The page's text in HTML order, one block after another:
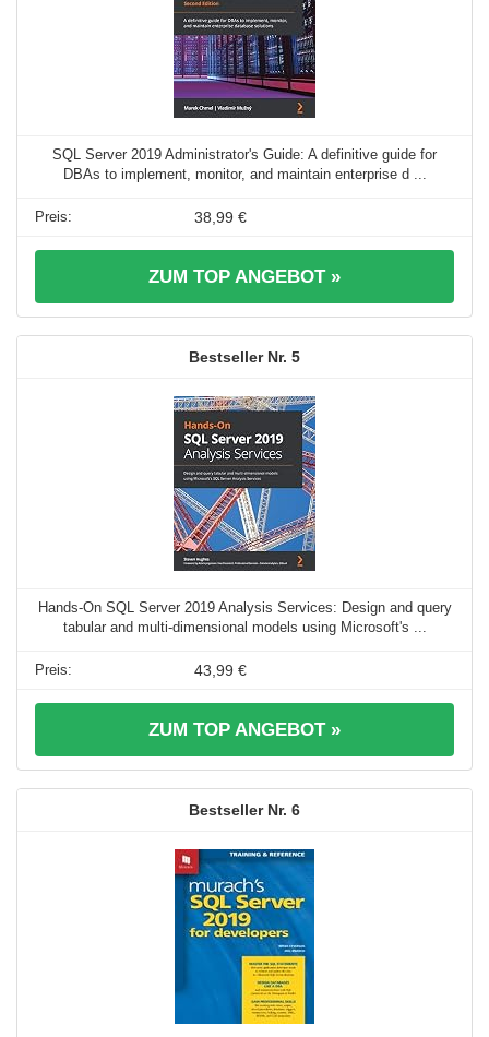
SQL Server 2019 Administrator's Guide: A definitive guide for
DBAs to implement, monitor, and maintain enterprise d ...
38,99 €
ZUM TOP ANGEBOT »
5
Hands-On SQL Server 2019 Analysis Services: Design and query
tabular and multi-dimensional models using Microsoft's ...
43,99 €
ZUM TOP ANGEBOT »
6